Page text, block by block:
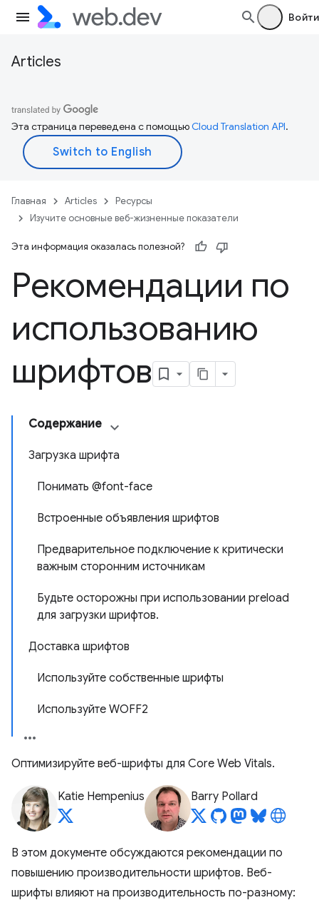
Войти
Articles
Эта страница переведена с помощьюCloud Translation API.
Главная Articles
Ресурсы
Изучите основные веб-жизненные показатели
Эта информация оказалась полезной?
Рекомендации по
использованию
шрифтов
Содержание
Загрузка шрифта
Понимать @font-face
Встроенные объявления шрифтов
Предварительное подключение к критически
важным сторонним источникам
Будьте осторожны при использовании preload
для загрузки шрифтов.
Доставка шрифтов
Используйте собственные шрифты
Используйте WOFF2
Оптимизируйте веб-шрифты для Core Web Vitals.
Katie Hempenius Barry Pollard
В этом документе обсуждаются рекомендации по
повышению производительности шрифтов. Веб-
шрифты влияют на производительность по-разному: